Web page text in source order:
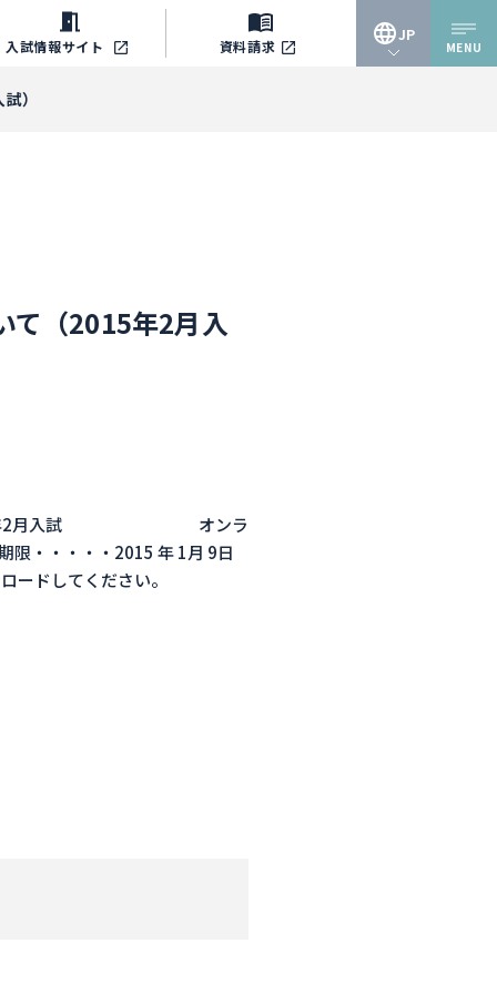
入試情報サイト 資料請求
JP
MENU
）
て（2015年2月入
。 2015年2月入試 オンラ
・・・・2015 年 1月 9日
ドしてください。